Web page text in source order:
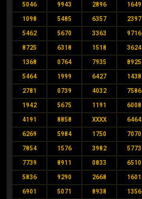
5046 9943 2896 1649
1098 5485 6357 2397
5462 5670 3363 9716
8725 6318 1518 3624
1368 0764 7935 8925
5464 1999 6427 1438
2781 0739 4032 7586
1942 5675 1191 6008
4191 8858 XXXX 6464
6269 5984 1750 7070
7854 1576 3982 5773
7739 8911 0833 6510
5836 9290 2668 1601
6901 5071 8938 1356